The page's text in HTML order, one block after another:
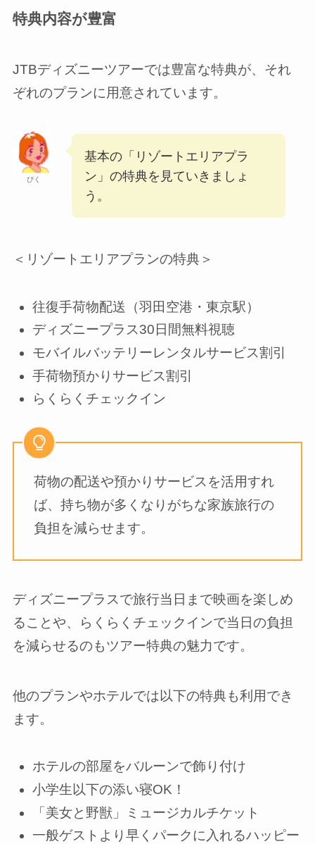
特典内容が豊富
JTBディズニーツアーでは豊富な特典が、それ
ぞれのプランに用意されています。
ぴく
基本の「リゾートエリアプラ
ン」の特典を見ていきましょ
う。
＜リゾートエリアプランの特典＞
往復手荷物配送（羽田空港・東京駅）
ディズニープラス30日間無料視聴
モバイルバッテリーレンタルサービス割引
手荷物預かりサービス割引
らくらくチェックイン
荷物の配送や預かりサービスを活用すれ
ば、持ち物が多くなりがちな家族旅行の
負担を減らせます。
ディズニープラスで旅行当日まで映画を楽しめ
ることや、らくらくチェックインで当日の負担
を減らせるのもツアー特典の魅力です。
他のプランやホテルでは以下の特典も利用でき
ます。
ホテルの部屋をバルーンで飾り付け
小学生以下の添い寝OK！
「美女と野獣」ミュージカルチケット
一般ゲストより早くパークに入れるハッピー